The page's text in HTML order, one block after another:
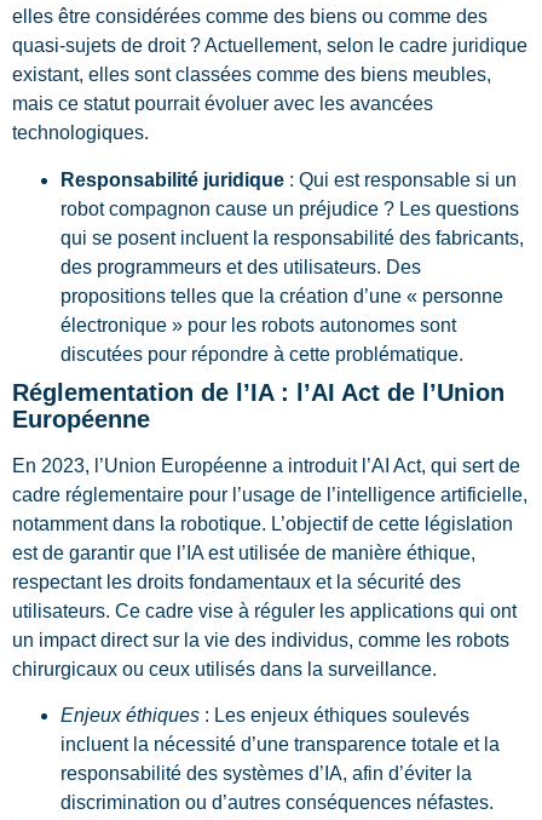
elles être considérées comme des biens ou comme des
quasi-sujets de droit ? Actuellement, selon le cadre juridique
existant, elles sont classées comme des biens meubles,
mais ce statut pourrait évoluer avec les avancées
technologiques.
Responsabilité juridique : Qui est responsable si un
robot compagnon cause un préjudice ? Les questions
qui se posent incluent la responsabilité des fabricants,
des programmeurs et des utilisateurs. Des
propositions telles que la création d’une « personne
électronique » pour les robots autonomes sont
discutées pour répondre à cette problématique.
Réglementation de l’IA : l’AI Act de l’Union
Européenne
En 2023, l’Union Européenne a introduit l’AI Act, qui sert de
cadre réglementaire pour l’usage de l’intelligence artificielle,
notamment dans la robotique. L’objectif de cette législation
est de garantir que l’IA est utilisée de manière éthique,
respectant les droits fondamentaux et la sécurité des
utilisateurs. Ce cadre vise à réguler les applications qui ont
un impact direct sur la vie des individus, comme les robots
chirurgicaux ou ceux utilisés dans la surveillance.
Enjeux éthiques : Les enjeux éthiques soulevés
incluent la nécessité d’une transparence totale et la
responsabilité des systèmes d’IA, afin d’éviter la
discrimination ou d’autres conséquences néfastes.